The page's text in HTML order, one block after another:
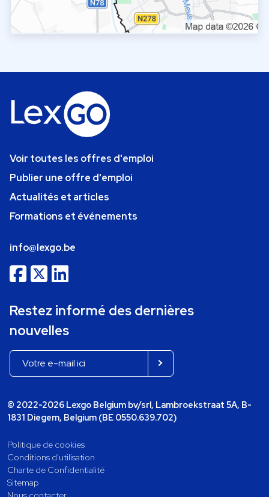
Voir toutes les offres d'emploi
Publier une offre d'emploi
Actualités et articles
Formations et événements
info@lexgo.be
Restez informé des dernières
nouvelles
© 2022-2026 Lexgo Belgium bv/srl, Lambroekstraat 5A, B-
1831 Diegem, Belgium (BE 0550.639.702)
Politique de cookies
Conditions d'utilisation
Charte de Confidentialité
Sitemap